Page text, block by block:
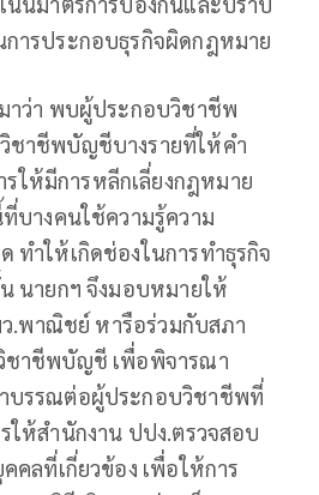
ารประกอบธุรกิจผิดกฎหมาย
าว่า พบผู้ประกอบวิชาชีพ
ชาชีพบัญชีบางรายที่ให้คำ
ให้มีการหลีกเลี่ยงกฎหมาย
บางคนใช้ความรู้ความ
ทำให้เกิดช่องในการทำธุรกิจ
นายกฯ จึงมอบหมายให้
ว.พาณิชย์ หารือร่วมกับสภา
ชาชีพบัญชี เพื่อพิจารณา
าบรรณต่อผู้ประกอบวิชาชีพที่
ให้สำนักงาน ปปง.ตรวจสอบ
คลที่เกี่ยวข้อง เพื่อให้การ